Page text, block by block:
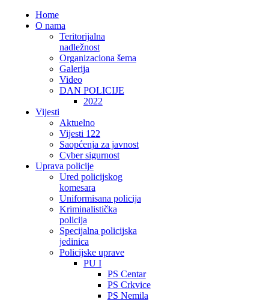
Home
O nama
Teritorijalna
nadležnost
Organizaciona šema
Galerija
Video
DAN POLICIJE
2022
Vijesti
Aktuelno
Vijesti 122
Saopćenja za javnost
Cyber sigurnost
Uprava policije
Ured policijskog
komesara
Uniformisana policija
Kriminalistička
policija
Specijalna policijska
jedinica
Policijske uprave
PU I
PS Centar
PS Crkvice
PS Nemila